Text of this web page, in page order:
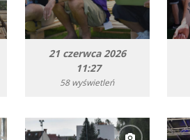
21 czerwca 2026
11:27
58 wyświetleń